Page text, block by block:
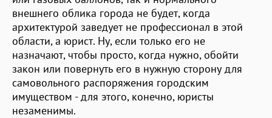
внешнего облика города не будет, когда
архитектурой заведует не профессионал в этой
области, а юрист. Ну, если только его не
назначают, чтобы просто, когда нужно, обойти
закон или повернуть его в нужную сторону для
самовольного распоряжения городским
имуществом - для этого, конечно, юристы
незаменимы.